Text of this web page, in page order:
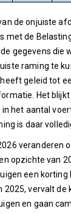
de onjuiste
met de
gegevens die
raming te
geleid tot
Het
het aantal
is daar
veranderen
opzichte van
een korting
2025, vervalt de
en gaan